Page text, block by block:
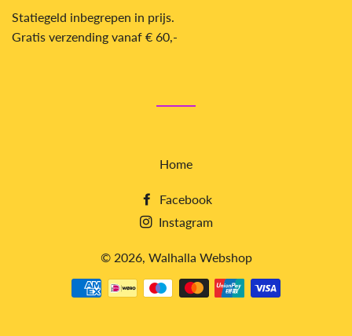
Statiegeld inbegrepen in prijs.
Gratis verzending vanaf € 60,-
Home
Facebook
Instagram
© 2026, Walhalla Webshop
Betaalmethoden